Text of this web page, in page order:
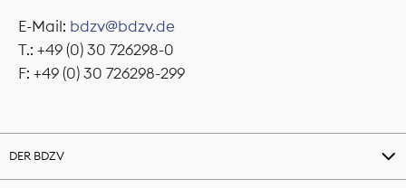
E-Mail: bdzv@bdzv.de
T.: +49 (0) 30 726298-0
F: +49 (0) 30 726298-299
DER BDZV